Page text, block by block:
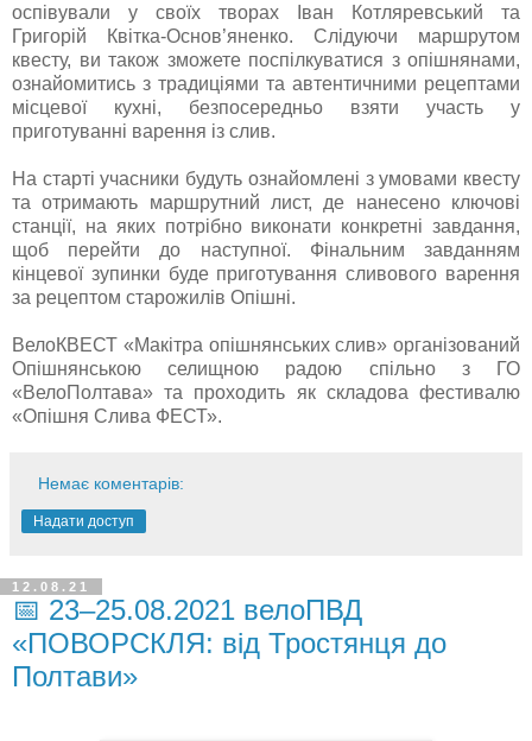
оспівували у своїх творах Іван Котляревський та
Григорій Квітка-Основ’яненко. Слідуючи маршрутом
квесту, ви також зможете поспілкуватися з опішнянами,
ознайомитись з традиціями та автентичними рецептами
місцевої кухні, безпосередньо взяти участь у
приготуванні варення із слив.
На старті учасники будуть ознайомлені з умовами квесту
та отримають маршрутний лист, де нанесено ключові
станції, на яких потрібно виконати конкретні завдання,
щоб перейти до наступної. Фінальним завданням
кінцевої зупинки буде приготування сливового варення
за рецептом старожилів Опішні.
ВелоКВЕСТ «Макітра опішнянських слив» організований
Опішнянською селищною радою спільно з ГО
«ВелоПолтава» та проходить як складова фестивалю
«Опішня Слива ФЕСТ».
Немає коментарів:
Надати доступ
12.08.21
📅 23–25.08.2021 велоПВД
«ПОВОРСКЛЯ: від Тростянця до
Полтави»